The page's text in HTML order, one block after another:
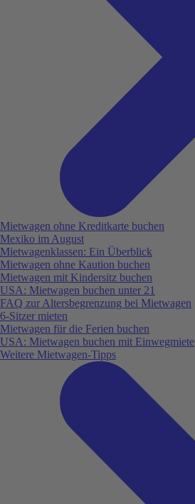
Mietwagen ohne Kreditkarte buchen
Mexiko im August
Mietwagenklassen: Ein Überblick
Mietwagen ohne Kaution buchen
Mietwagen mit Kindersitz buchen
USA: Mietwagen buchen unter 21
FAQ zur Altersbegrenzung bei Mietwagen
6-Sitzer mieten
Mietwagen für die Ferien buchen
USA: Mietwagen buchen mit Einwegmiete
Weitere Mietwagen-Tipps